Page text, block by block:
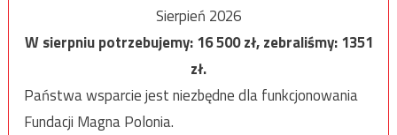
Sierpień 2026
W sierpniu potrzebujemy:16 500zł, zebraliśmy:1351
zł.
Państwa wsparcie jest niezbędne dla funkcjonowania
Fundacji Magna Polonia.